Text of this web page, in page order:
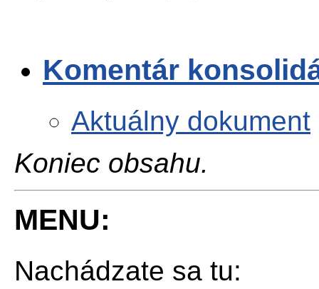
Komentár
Aktuálny dokument
Koniec obsahu.
MENU:
Nachádzate sa tu: